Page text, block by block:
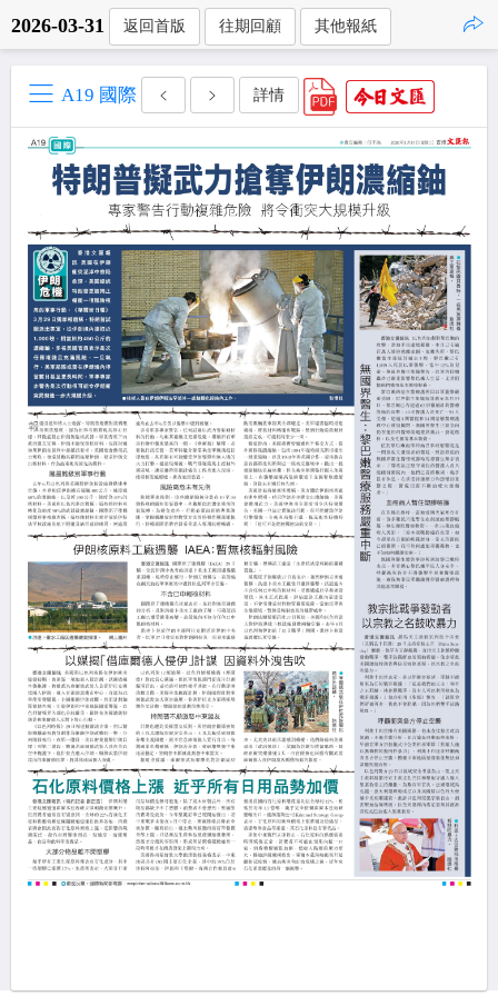
2026-03-31 返回首版 往期回顧 其他報紙
A19 國際 詳情